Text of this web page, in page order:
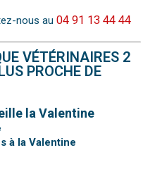
nous au 04 91 13 44 44
VÉTÉRINAIRES 2
PROCHE DE
la Valentine
à la Valentine